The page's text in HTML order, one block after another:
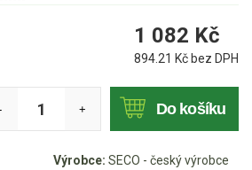
Výrobce: SECO - český výrobce
1 082 Kč
894.21 Kč bez DPH
+ Do košíku